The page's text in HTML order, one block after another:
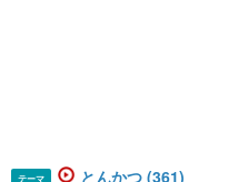
テーマ とんかつ (361)